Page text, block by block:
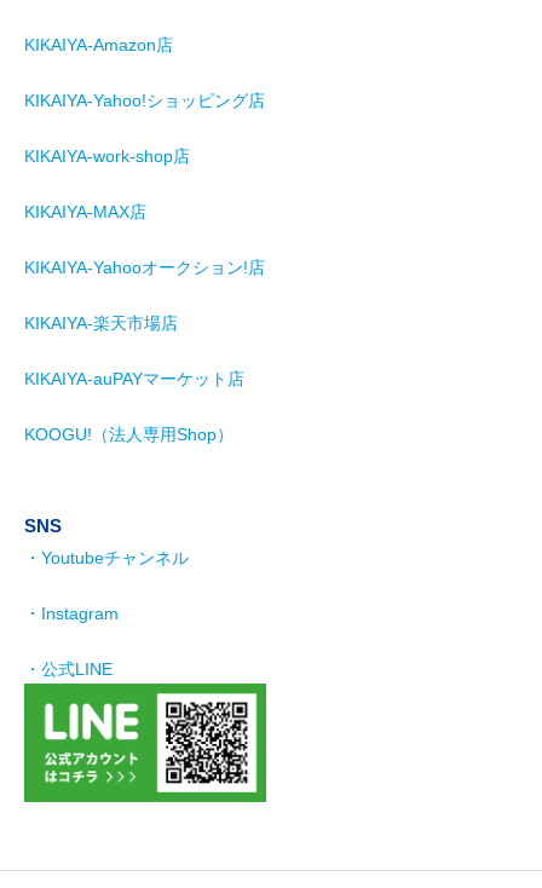
KIKAIYA-Amazon店
KIKAIYA-Yahoo!ショッピング店
KIKAIYA-work-shop店
KIKAIYA-MAX店
KIKAIYA-Yahooオークション!店
KIKAIYA-楽天市場店
KIKAIYA-auPAYマーケット店
KOOGU!（法人専用Shop）
SNS
・Youtubeチャンネル
・Instagram
・公式LINE